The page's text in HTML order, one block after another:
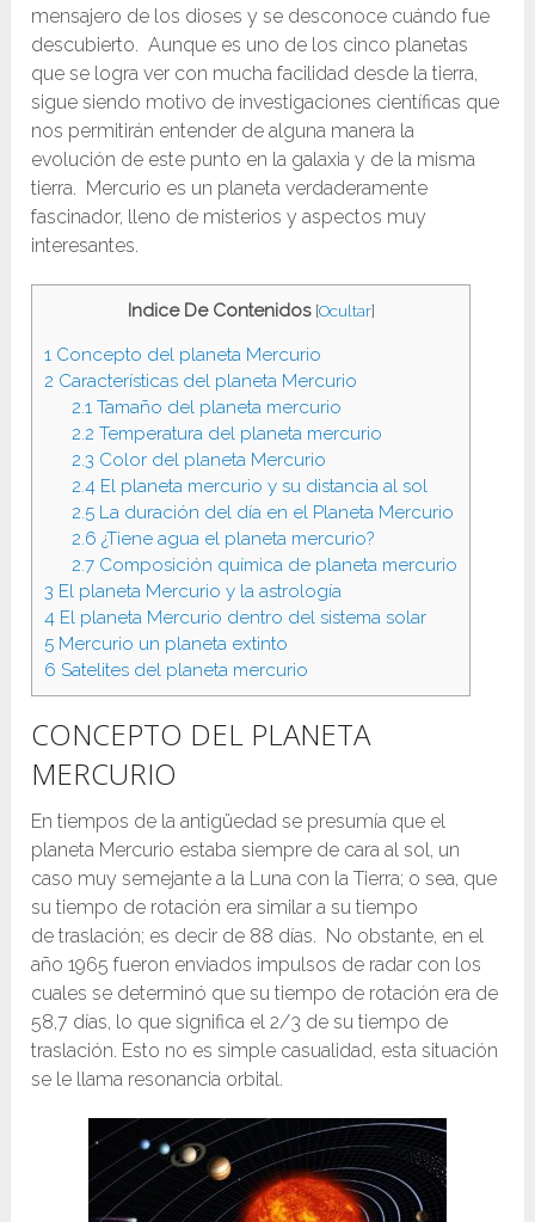
mensajero de los dioses y se desconoce cuándo fue
descubierto. Aunque es uno de los cinco planetas
que se logra ver con mucha facilidad desde la tierra,
sigue siendo motivo de investigaciones científicas que
nos permitirán entender de alguna manera la
evolución de este punto en la galaxia y de la misma
tierra. Mercurio es un planeta verdaderamente
fascinador, lleno de misterios y aspectos muy
interesantes.
Indice De Contenidos [Ocultar]
1 Concepto del planeta Mercurio
2 Características del planeta Mercurio
2.1Tamaño del planeta mercurio
2.2 Temperatura del planeta mercurio
2.3 Color del planeta Mercurio
2.4El planeta mercurio y su distancia al sol
2.5La duración del día en el Planeta Mercurio
2.6 ¿Tiene agua el planeta mercurio?
2.7Composición química de planeta mercurio
3 El planeta Mercurio y la astrología
4 El planeta Mercurio dentro del sistema solar
5 Mercurio un planeta extinto
6 Satelites del planeta mercurio
CONCEPTO DEL PLANETA
MERCURIO
En tiempos de la antigüedad se presumía que el
planeta Mercurio estaba siempre de cara al sol, un
caso muy semejante a la Luna con la Tierra; o sea, que
su tiempo de rotación era similar a su tiempo
de traslación; es decir de 88 días. No obstante, en el
año 1965 fueron enviados impulsos de radar con los
cuales se determinó que su tiempo de rotación era de
58,7 días, lo que significa el 2/3 de su tiempo de
traslación. Esto no es simple casualidad, esta situación
se le llama resonancia orbital.